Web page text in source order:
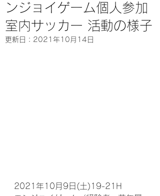
ンジョイゲーム個人参加
室内サッカー 活動の様子
更新日： 2021年10月14日
2021年10月9日(土)19-21H